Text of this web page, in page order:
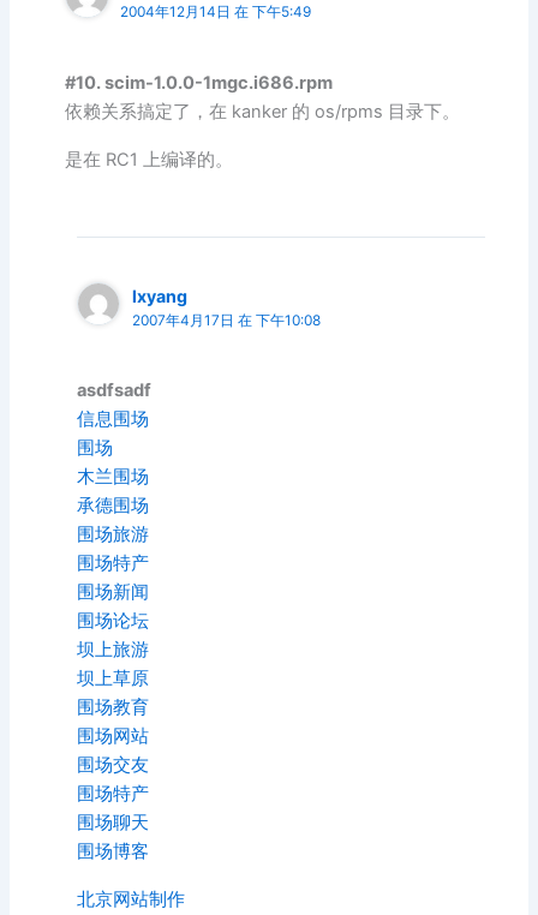
2004年12月14日 在 下午5:49
#10. scim-1.0.0-1mgc.i686.rpm
依赖关系搞定了，在 kanker 的 os/rpms 目录下。
是在 RC1 上编译的。
lxyang
2007年4月17日 在 下午10:08
asdfsadf
信息围场
围场
木兰围场
承德围场
围场旅游
围场特产
围场新闻
围场论坛
坝上旅游
坝上草原
围场教育
围场网站
围场交友
围场特产
围场聊天
围场博客
北京网站制作